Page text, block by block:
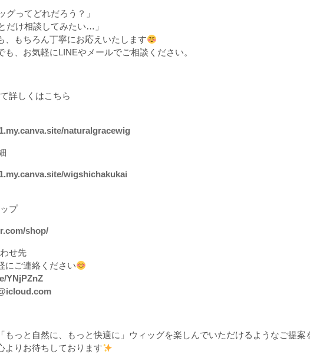
グってどれだろう？」
だけ相談してみたい…」
、もちろん丁寧にお応えいたします
も、お気軽にLINEやメールでご相談ください。
詳しくはこちら
naturalgracewig
wigshichakukai
プ
shop/
せ先
にご連絡ください
YNjPZnZ
もっと自然に、もっと快適に」ウィッグを楽しんでいただけるようなご提案
よりお待ちしております